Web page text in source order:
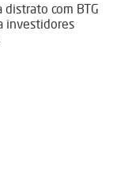
distrato com BTG
investidores